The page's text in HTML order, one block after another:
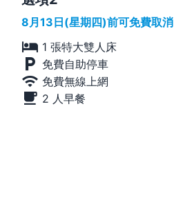
8月13日(星期四)前可免費取消
1 張特大雙人床
免費自助停車
免費無線上網
2 人早餐